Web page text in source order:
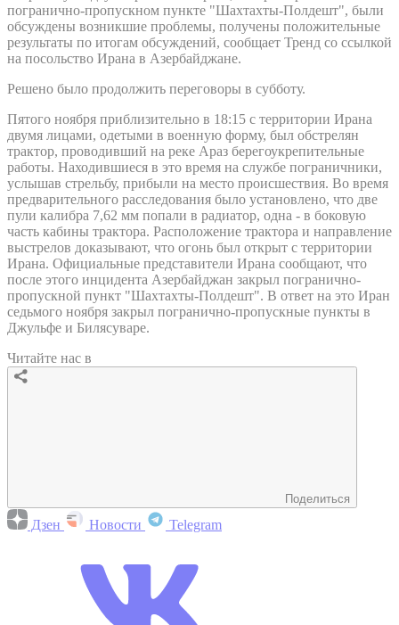
погранично-пропускном пункте "Шахтахты-Полдешт", были
обсуждены возникшие проблемы, получены положительные
результаты по итогам обсуждений, сообщает Тренд со ссылкой
на посольство Ирана в Азербайджане.
Решено было продолжить переговоры в субботу.
Пятого ноября приблизительно в 18:15 с территории Ирана
двумя лицами, одетыми в военную форму, был обстрелян
трактор, проводивший на реке Араз берегоукрепительные
работы. Находившиеся в это время на службе пограничники,
услышав стрельбу, прибыли на место происшествия. Во время
предварительного расследования было установлено, что две
пули калибра 7,62 мм попали в радиатор, одна - в боковую
часть кабины трактора. Расположение трактора и направление
выстрелов доказывают, что огонь был открыт с территории
Ирана. Официальные представители Ирана сообщают, что
после этого инцидента Азербайджан закрыл погранично-
пропускной пункт "Шахтахты-Полдешт". В ответ на это Иран
седьмого ноября закрыл погранично-пропускные пункты в
Джульфе и Билясуваре.
Читайте нас в
Поделиться
Дзен Новости Telegram